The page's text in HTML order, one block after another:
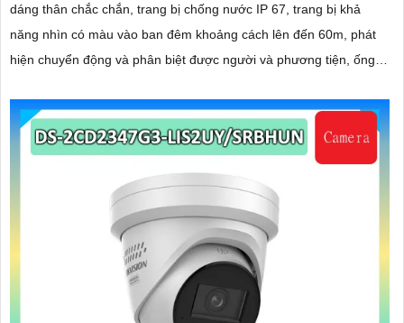
dáng thân chắc chắn, trang bị chống nước IP 67, trang bị khả
năng nhìn có màu vào ban đêm khoảng cách lên đến 60m, phát
hiện chuyển động và phân biệt được người và phương tiện, ống